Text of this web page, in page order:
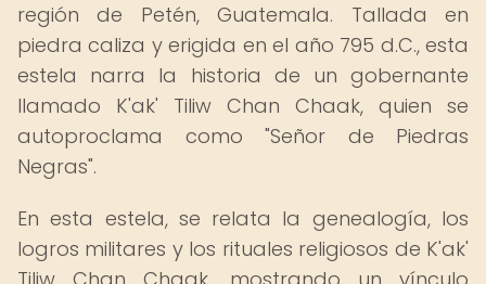
región de Petén, Guatemala. Tallada en
piedra caliza y erigida en el año 795 d.C., esta
estela narra la historia de un gobernante
llamado K'ak' Tiliw Chan Chaak, quien se
autoproclama como "Señor de Piedras
Negras".
En esta estela, se relata la genealogía, los
logros militares y los rituales religiosos de K'ak'